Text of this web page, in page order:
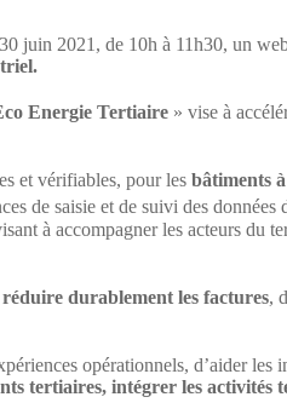
juin 2021, de 10h à 11h30, un
Energie Tertiaire » vise à
et vérifiables, pour les bâtiments
de saisie et de suivi des données
à accompagner les acteurs du
réduire durablement les factures,
opérationnels, d’aider les
tertiaires, intégrer les activités